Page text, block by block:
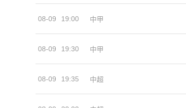
08-09 19:00 中甲
08-09 19:30 中甲
08-09 19:35 中超